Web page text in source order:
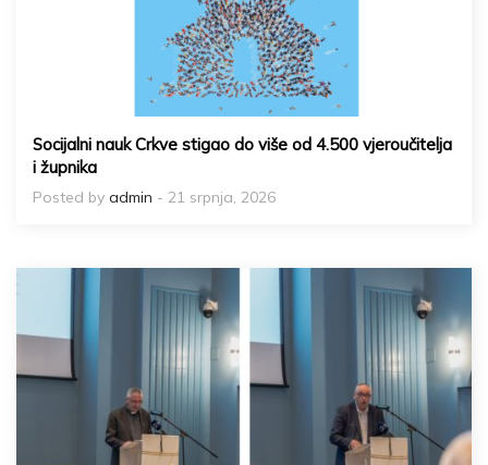
Socijalni nauk Crkve stigao do više od 4.500 vjeroučitelja
i župnika
Posted by admin - 21 srpnja, 2026